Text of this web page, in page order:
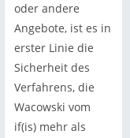
oder andere
Angebote, ist es in
erster Linie die
Sicherheit des
Verfahrens, die
Wacowski vom
if(is) mehr als